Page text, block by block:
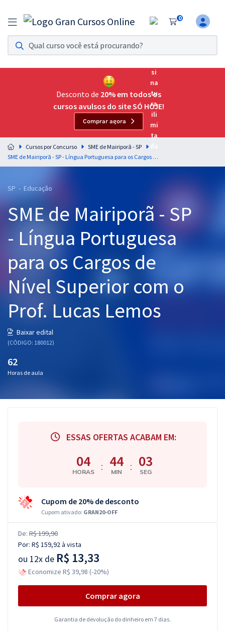
0
Assinatura Ilimitada 11
Acesso a todos os cursos. Teste grátis por 7 dias!
Assinatura OAB Até Passar
Acesso ilimitado a toda preparação para o Exame da
Residências Multiprofissionais
Preparação completa e intensiva para as principais
residências em saúde do Brasil
Cursos 20% OFF
OAB
Mentorias
Questões grátis
Blog
Desconto de 20% em todos os
cursos avulsos do site SÓ HOJE!
Comprar agora
Cursos por Concurso
SME de Mairiporã - SP
SME de Mairiporã - SP - Língua Portuguesa para os Cargos de Nível Superior com o Prof. Lucas Lemos
SP - Educação
SME de Mairiporã - SP
- Língua Portuguesa
para os Cargos de
Nível Superior com o
Prof. Lucas Lemos
Baixar edital
(CÓDIGO: 180012)
62
Horas de aula
ESSAS OFERTAS ACABAM EM:
04
HORAS : 44
MIN : 02
SEG
Cupom de 20% de desconto
Cupom ativado: GRAN20-OFF
De: R$ 199,90
Por: R$ 159,92à vista
ou 12x de R$ 13,33
Economize R$ 39,98 (-20%)
Comprar agora
Garantia de devolução do dinheiro em 7 dias.